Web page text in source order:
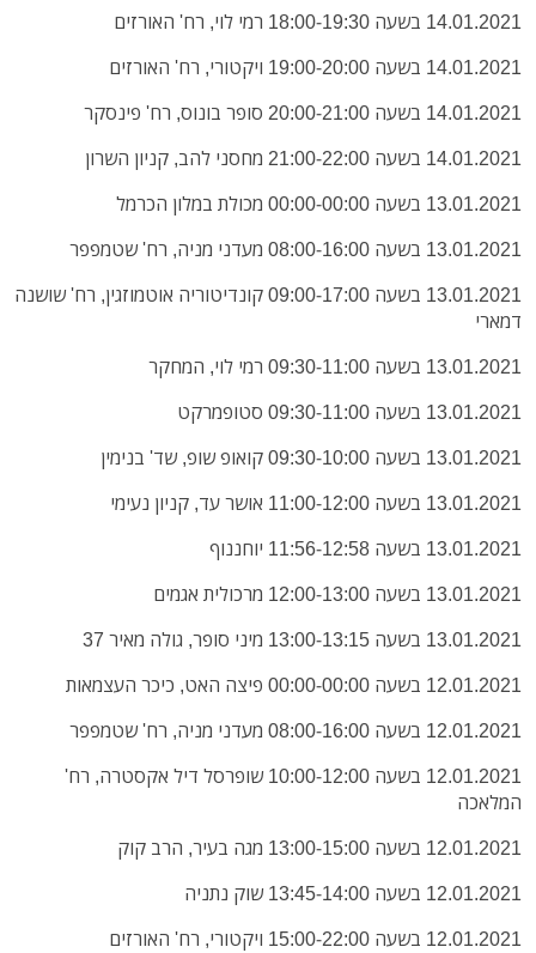
14.01.2021 בשעה 18:00-19:30 רמי לוי, רח' האורזים
14.01.2021 בשעה 19:00-20:00 ויקטורי, רח' האורזים
14.01.2021 בשעה 20:00-21:00 סופר בונוס, רח' פינסקר
14.01.2021 בשעה 21:00-22:00 מחסני להב, קניון השרון
13.01.2021 בשעה 00:00-00:00 מכולת במלון הכרמל
13.01.2021 בשעה 08:00-16:00 מעדני מניה, רח' שטמפפר
13.01.2021 בשעה 09:00-17:00 קונדיטוריה אוטמוזגין, רח' שושנה
דמארי
13.01.2021 בשעה 09:30-11:00 רמי לוי, המחקר
13.01.2021 בשעה 09:30-11:00 סטופמרקט
13.01.2021 בשעה 09:30-10:00 קואופ שופ, שד' בנימין
13.01.2021 בשעה 11:00-12:00 אושר עד, קניון נעימי
13.01.2021 בשעה 11:56-12:58 יוחננוף
13.01.2021 בשעה 12:00-13:00 מרכולית אגמים
13.01.2021 בשעה 13:00-13:15 מיני סופר, גולה מאיר 37
12.01.2021 בשעה 00:00-00:00 פיצה האט, כיכר העצמאות
12.01.2021 בשעה 08:00-16:00 מעדני מניה, רח' שטמפפר
12.01.2021 בשעה 10:00-12:00 שופרסל דיל אקסטרה, רח'
המלאכה
12.01.2021 בשעה 13:00-15:00 מגה בעיר, הרב קוק
12.01.2021 בשעה 13:45-14:00 שוק נתניה
12.01.2021 בשעה 15:00-22:00 ויקטורי, רח' האורזים